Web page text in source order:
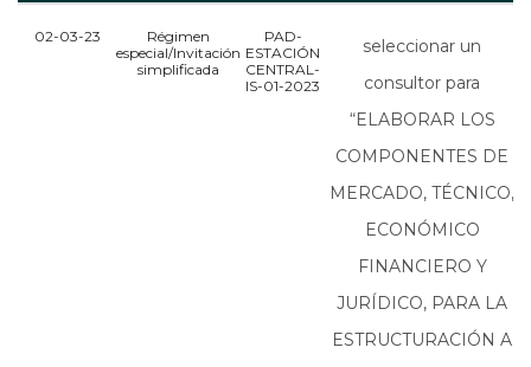
02-03-23
Régimen
especial/Invitación
simplificada
PAD-
ESTACIÓN
CENTRAL-
IS-01-2023
seleccionar un
consultor para
“ELABORAR LOS
COMPONENTES DE
MERCADO, TÉCNICO,
ECONÓMICO
FINANCIERO Y
JURÍDICO, PARA LA
ESTRUCTURACIÓN A